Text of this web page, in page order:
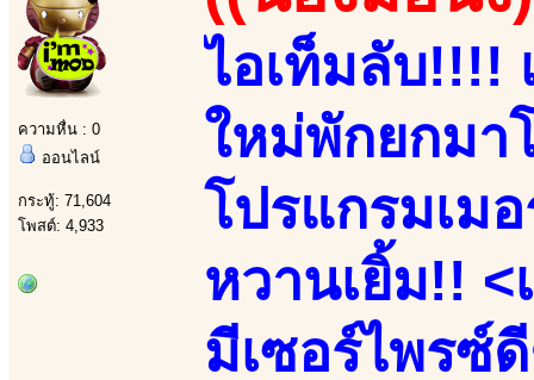
ความหื่น : 0
ออนไลน์
กระทู้: 71,604
โพสต์: 4,933
ไอเท็มลับ!!!!
ใหม่พักยกมา
โปรแกรมเม
หวานเยิ้ม!!
มีเซอร์ไพรซ์